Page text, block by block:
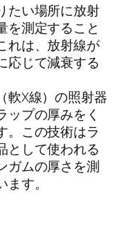
たい場所に放射
を測定すること
れは、放射線が
応じて減衰する
軟X線）の照射器
ップの厚みをく
。この技術はラ
として使われる
ガムの厚さを測
す。